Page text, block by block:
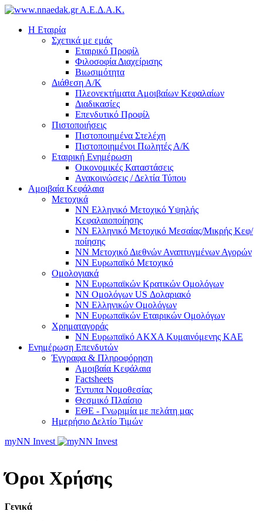
Α.Ε.Δ.Α.Κ.
Η Εταιρία
Σχετικά με εμάς
Εταιρικό Προφίλ
Φιλοσοφία Διαχείρισης
Βιωσιμότητα
Διάθεση Α/Κ
Πλεονεκτήματα Αμοιβαίων Κεφαλαίων
Διαδικασίες
Επενδυτικό Προφίλ
Πιστοποιήσεις
Πιστοποιημένα Στελέχη
Πιστοποιημένοι Πωλητές Α/Κ
Εταιρική Ενημέρωση
Οικονομικές Καταστάσεις
Ανακοινώσεις / Δελτία Τύπου
Αμοιβαία Κεφάλαια
Μετοχικά
ΝΝ Ελληνικό Μετοχικό Υψηλής
Κεφαλαιοποίησης
NN Ελληνικό Μετοχικό Μεσαίας/Μικρής Κεφ/
ποίησης
ΝΝ Μετοχικό Διεθνών Αναπτυγμένων Αγορών
NN Ευρωπαϊκό Μετοχικό
Ομολογιακά
NN Ευρωπαϊκών Κρατικών Ομολόγων
NN Oμολόγων US Δολαριακό
ΝΝ Ελληνικών Ομολόγων
NN Ευρωπαϊκών Εταιρικών Ομολόγων
Χρηματαγοράς
NN Ευρωπαϊκό ΑΚΧΑ Κυμαινόμενης ΚΑΕ
Ενημέρωση Επενδυτών
Έγγραφα & Πληροφόρηση
Αμοιβαία Κεφάλαια
Factsheets
Έντυπα Νομοθεσίας
Θεσμικό Πλαίσιο
ΕΘΕ - Γνωριμία με πελάτη μας
Ημερήσιο Δελτίο Τιμών
myNN Invest
Όροι Χρήσης
Γενικά